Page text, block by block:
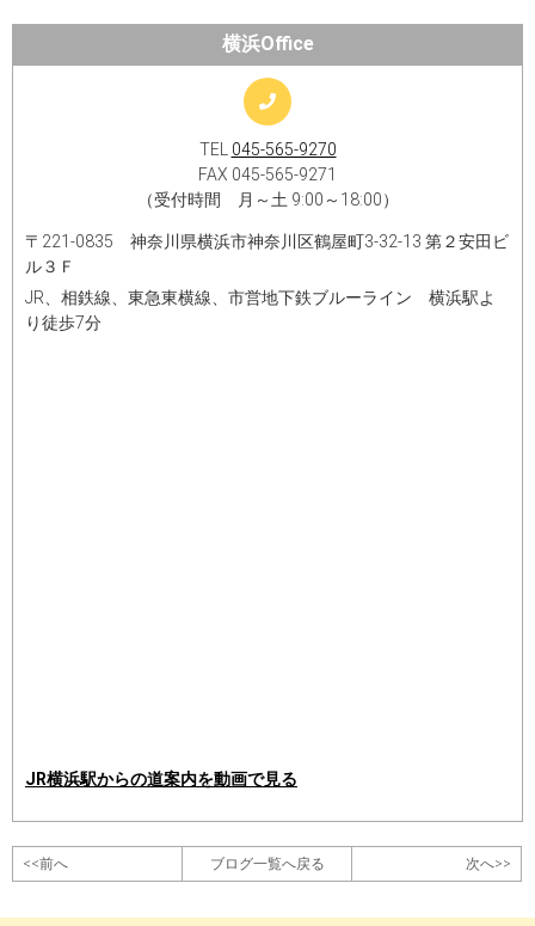
横浜Office
TEL 045-565-9270
FAX 045-565-9271
（受付時間 月～土 9:00～18:00）
〒221-0835 神奈川県横浜市神奈川区鶴屋町3-32-13 第２安田ビ
ル３Ｆ
JR、相鉄線、東急東横線、市営地下鉄ブルーライン 横浜駅よ
り徒歩7分
JR横浜駅からの道案内を動画で見る
<<前へ ブログ一覧へ戻る 次へ>>